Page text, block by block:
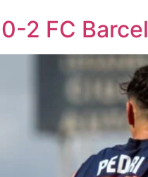
2 FC